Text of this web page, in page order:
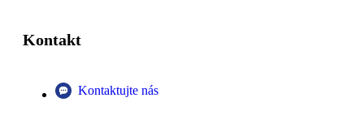
Kontakt
Kontaktujte nás